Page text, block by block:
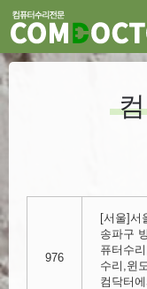
976
[서울]서
송파구
퓨터수
수리,윈
컴닥터